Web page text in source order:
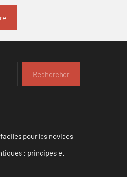
Rechercher
pour les novices
: principes et